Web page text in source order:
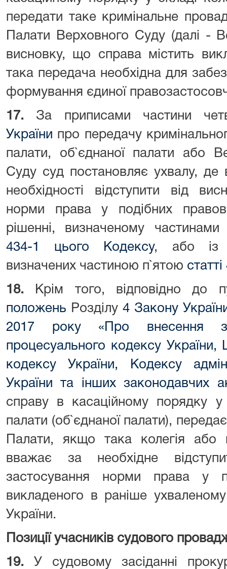
передати таке кримінальне
Палати Верховного Суду (далі -
висновку, що справа містить
така передача необхідна для
формування єдиної
17. За приписами частини
України про передачу
палати, об`єднаної палати або
Суду суд постановляє ухвалу, де
необхідності відступити від
норми права у подібних
рішенні, визначеному
434-1 цього Кодексу, або із
визначених частиною п`ятою
18.
Крім того, відповідно
положень Розділу 4 Закону
2017 року «Про внесення
процесуального кодексу України,
кодексу України, Кодексу
України та інших законодавчих
справу в касаційному порядку у
палати (об`єднаної палати),
Палати, якщо така колегія або
вважає за необхідне
застосування норми права у
викладеного в раніше
України.
Позиції учасників судового
19. У судовому засіданні